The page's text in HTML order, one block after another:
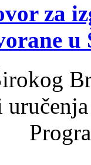
za
u